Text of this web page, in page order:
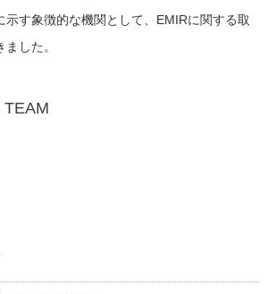
示す象徴的な機関として、EMIRに関する取
した。
TEAM